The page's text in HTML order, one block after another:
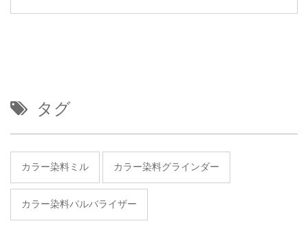
タグ
カラー染料ミル カラー染料グラインダー
カラー染料パルバライザー